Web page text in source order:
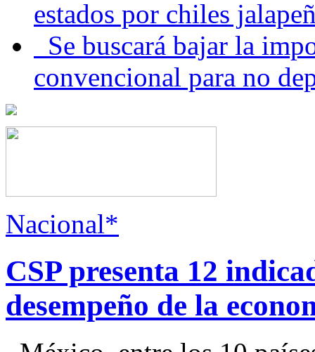
estados por chiles
Se buscará bajar la
convencional para no
Nacional*
CSP presenta 12
desempeño de la